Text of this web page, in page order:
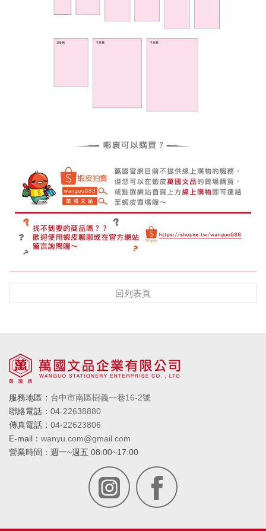
回列表頁
服務地區： 台中市南區樹義一巷16-2號
聯絡電話： 04-22638880
傳真電話： 04-22623806
E-mail： wanyu.com@gmail.com
營業時間： 週一~週五 08:00~17:00